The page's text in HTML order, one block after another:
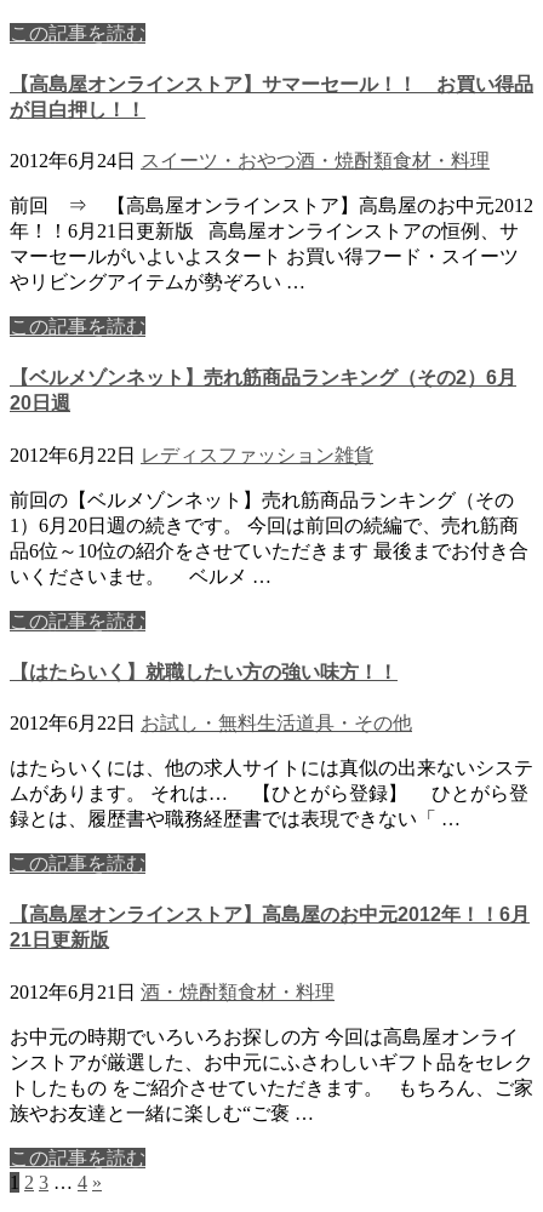
この記事を読む
【高島屋オンラインストア】サマーセール！！ お買い得品
が目白押し！！
2012年6月24日 スイーツ・おやつ酒・焼酎類食材・料理
前回 ⇒ 【高島屋オンラインストア】高島屋のお中元2012
年！！6月21日更新版 高島屋オンラインストアの恒例、サ
マーセールがいよいよスタート お買い得フード・スイーツ
やリビングアイテムが勢ぞろい …
この記事を読む
【ベルメゾンネット】売れ筋商品ランキング（その2）6月
20日週
2012年6月22日 レディスファッション雑貨
前回の【ベルメゾンネット】売れ筋商品ランキング（その
1）6月20日週の続きです。 今回は前回の続編で、売れ筋商
品6位～10位の紹介をさせていただきます 最後までお付き合
いくださいませ。 ベルメ …
この記事を読む
【はたらいく】就職したい方の強い味方！！
2012年6月22日 お試し・無料生活道具・その他
はたらいくには、他の求人サイトには真似の出来ないシステ
ムがあります。 それは… 【ひとがら登録】 ひとがら登
録とは、履歴書や職務経歴書では表現できない「 …
この記事を読む
【高島屋オンラインストア】高島屋のお中元2012年！！6月
21日更新版
2012年6月21日 酒・焼酎類食材・料理
お中元の時期でいろいろお探しの方 今回は高島屋オンライ
ンストアが厳選した、お中元にふさわしいギフト品をセレク
トしたもの をご紹介させていただきます。 もちろん、ご家
族やお友達と一緒に楽しむ“ご褒 …
この記事を読む
1 2 3 … 4 »